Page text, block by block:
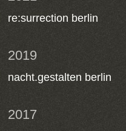
re:surrection berlin
2019
nacht.gestalten berlin
2017